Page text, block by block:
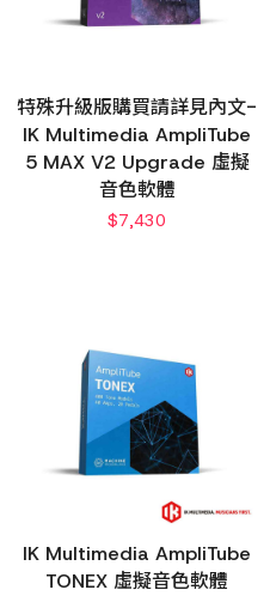
特殊升級版購買請詳見內文-
IK Multimedia AmpliTube
5 MAX V2 Upgrade 虛擬
音色軟體
$7,430
IK Multimedia AmpliTube
TONEX 虛擬音色軟體